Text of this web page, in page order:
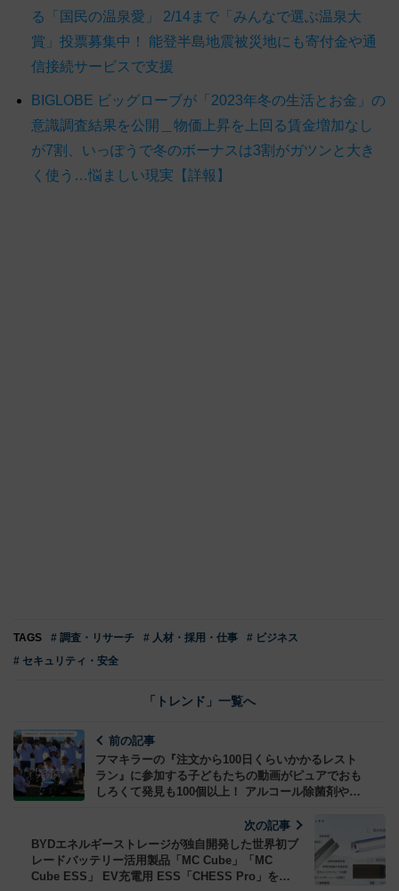
る「国民の温泉愛」 2/14まで「みんなで選ぶ温泉大
賞」投票募集中！ 能登半島地震被災地にも寄付金や通
信接続サービスで支援
BIGLOBE ビッグローブが「2023年冬の生活とお金」の
意識調査結果を公開＿物価上昇を上回る賃金増加なし
が7割、いっぽうで冬のボーナスは3割がガツンと大き
く使う…悩ましい現実【詳報】
TAGS # 調査・リサーチ # 人材・採用・仕事
# ビジネス
# セキュリティ・安全
「トレンド」一覧へ
前の記事
フマキラーの『注文から100日くらいかかるレスト
ラン』に参加する子どもたちの動画がピュアでおも
しろくて発見も100個以上！ アルコール除菌剤や手
次の記事
BYDエネルギーストレージが独自開発した世界初ブ
レードバッテリー活用製品「MC Cube」「MC
Cube ESS」 EV充電用 ESS「CHESS Pro」を